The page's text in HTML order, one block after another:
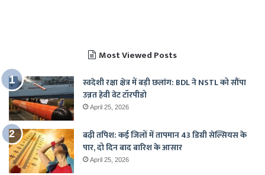
Most Viewed Posts
स्वदेशी रक्षा क्षेत्र में बड़ी छलांग: BDL ने NSTL को सौंपा
उन्नत हेवी वेट टॉरपीडो
April 25, 2026
बढ़ी तपिश: कई जिलों में तापमान 43 डिग्री सेल्सियस के
पार, दो दिन बाद बारिश के आसार
April 25, 2026